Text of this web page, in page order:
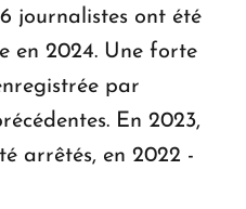
journalistes ont été
en 2024. Une forte
par
En 2023,
arrêtés, en 2022 -